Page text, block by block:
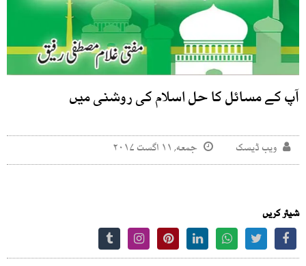
آپ کے مسائل کا حل اسلام کی روشنی میں
ویب ڈیسک جمعه, ۱۱ اگست ۲۰۱۷
شیئر کریں